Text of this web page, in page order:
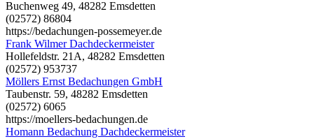
Buchenweg 49, 48282 Emsdetten
(02572) 86804
https://bedachungen-possemeyer.de
Frank Wilmer Dachdeckermeister
Hollefeldstr. 21A, 48282 Emsdetten
(02572) 953737
Möllers Ernst Bedachungen GmbH
Taubenstr. 59, 48282 Emsdetten
(02572) 6065
https://moellers-bedachungen.de
Homann Bedachung Dachdeckermeister